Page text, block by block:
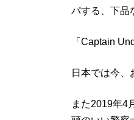
パする、下品
「Captain
日本では今、
また2019年4